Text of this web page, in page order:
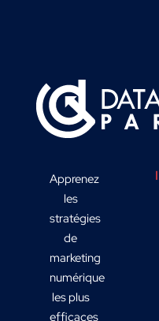
Apprenez
les
stratégies
de
marketing
numérique
les plus
efficaces